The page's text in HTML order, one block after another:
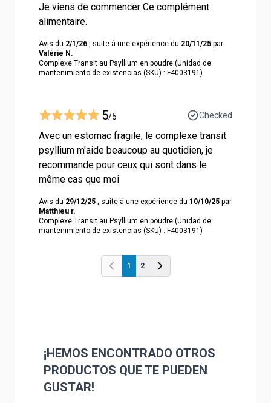
Je viens de commencer Ce complément
alimentaire.
Avis du 2/1/26 , suite à une expérience du 20/11/25 par
Valérie N.
Complexe Transit au Psyllium en poudre (Unidad de
mantenimiento de existencias (SKU) : F4003191)
5/5 Checked
Avec un estomac fragile, le complexe transit
psyllium m'aide beaucoup au quotidien, je
recommande pour ceux qui sont dans le
même cas que moi
Avis du 29/12/25 , suite à une expérience du 10/10/25 par
Matthieu r.
Complexe Transit au Psyllium en poudre (Unidad de
mantenimiento de existencias (SKU) : F4003191)
Anterior
1 2
Anterior
¡HEMOS ENCONTRADO OTROS
PRODUCTOS QUE TE PUEDEN
GUSTAR!